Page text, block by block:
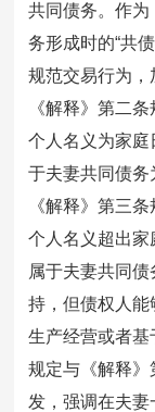
共同债务。作
务形成时的“共
规范交易行为，
《解释》第二
个人名义为家庭
于夫妻共同债务
《解释》第三
个人名义超出家
属于夫妻共同
持，但债权人能
生产经营或者基
规定与《解释》
发，强调在夫